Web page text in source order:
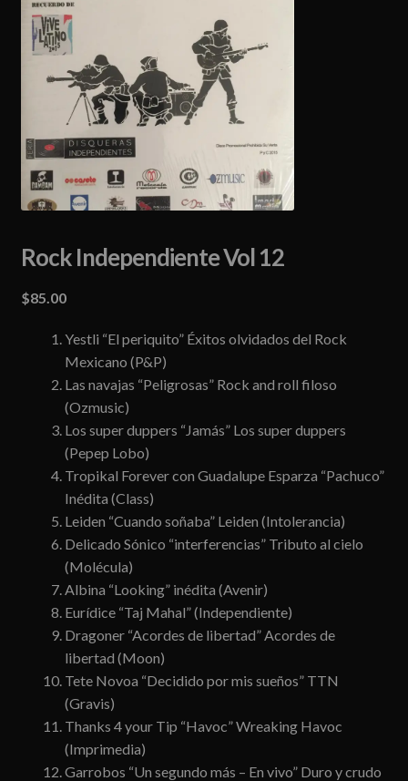
Rock Independiente Vol 12
$85.00
Yestli “El periquito” Éxitos olvidados del Rock
Mexicano (P&P)
Las navajas “Peligrosas” Rock and roll filoso
(Ozmusic)
Los super duppers “Jamás” Los super duppers
(Pepep Lobo)
Tropikal Forever con Guadalupe Esparza “Pachuco”
Inédita (Class)
Leiden “Cuando soñaba” Leiden (Intolerancia)
Delicado Sónico “interferencias” Tributo al cielo
(Molécula)
Albina “Looking” inédita (Avenir)
Eurídice “Taj Mahal” (Independiente)
Dragoner “Acordes de libertad” Acordes de
libertad (Moon)
Tete Novoa “Decidido por mis sueños” TTN
(Gravis)
Thanks 4 your Tip “Havoc” Wreaking Havoc
(Imprimedia)
Garrobos “Un segundo más – En vivo” Duro y crudo